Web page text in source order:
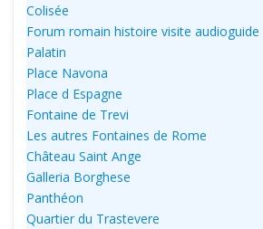
Colisée
Forum romain histoire visite audioguide
Palatin
Place Navona
Place d Espagne
Fontaine de Trevi
Les autres Fontaines de Rome
Château Saint Ange
Galleria Borghese
Panthéon
Quartier du Trastevere